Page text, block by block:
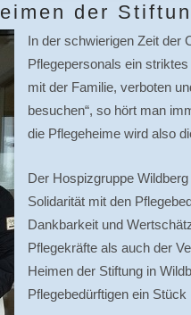
der
In der schwierigen Zeit der
Pflegepersonals ein
mit der Familie, verboten
besuchen“, so hört man
die Pflegeheime wird also
Der Hospizgruppe
Solidarität mit den
Dankbarkeit und
Pflegekräfte als auch der
Heimen der Stiftung in
Pflegebedürftigen ein